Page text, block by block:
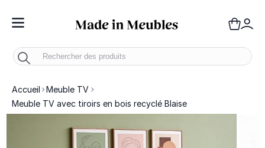
Toggle Nav
Accueil
Meuble TV
Meuble TV avec tiroirs en bois recyclé Blaise